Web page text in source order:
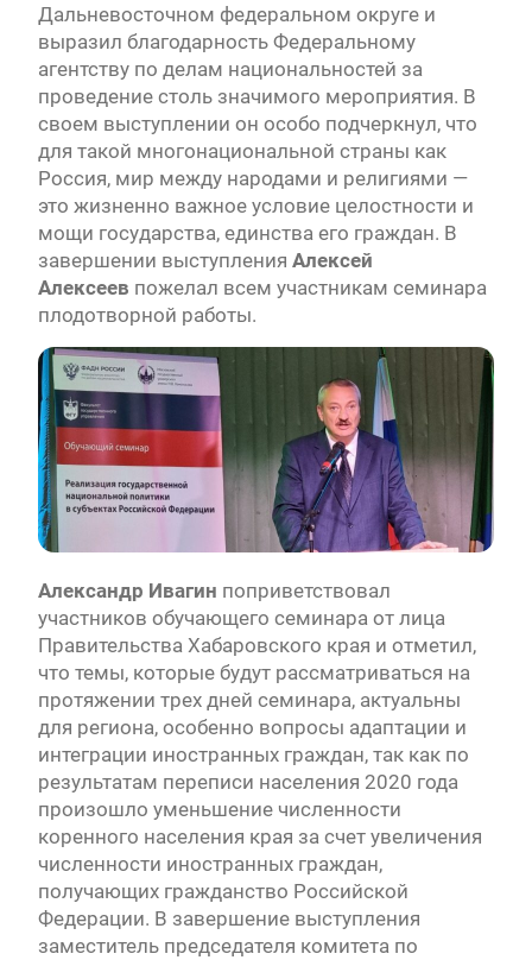
Дальневосточном федеральном округе и
выразил благодарность Федеральному
агентству по делам национальностей за
проведение столь значимого мероприятия. В
своем выступлении он особо подчеркнул, что
для такой многонациональной страны как
Россия, мир между народами и религиями —
это жизненно важное условие целостности и
мощи государства, единства его граждан. В
завершении выступления Алексей
Алексеев пожелал всем участникам семинара
плодотворной работы.
Александр Ивагин поприветствовал
участников обучающего семинара от лица
Правительства Хабаровского края и отметил,
что темы, которые будут рассматриваться на
протяжении трех дней семинара, актуальны
для региона, особенно вопросы адаптации и
интеграции иностранных граждан, так как по
результатам переписи населения 2020 года
произошло уменьшение численности
коренного населения края за счет увеличения
численности иностранных граждан,
получающих гражданство Российской
Федерации. В завершение выступления
заместитель председателя комитета по